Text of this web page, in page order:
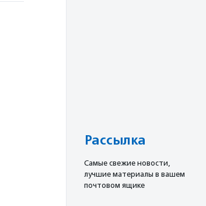
Рассылка
Cамые свежие новости,
лучшие материалы в вашем
почтовом ящике